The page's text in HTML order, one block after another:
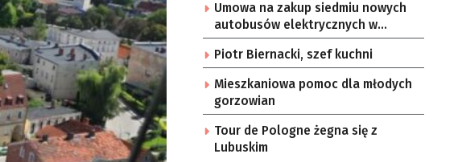
Umowa na zakup siedmiu nowych
autobusów elektrycznych w
Zielonej Górze
Piotr Biernacki, szef kuchni
Mieszkaniowa pomoc dla młodych
gorzowian
Tour de Pologne żegna się z
Lubuskim